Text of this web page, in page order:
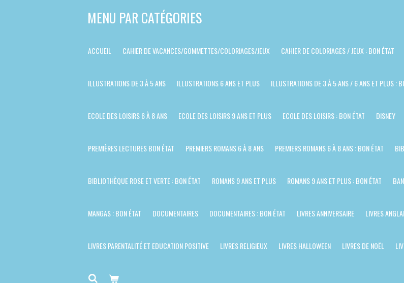
MENU PAR CATÉGORIES
ACCUEIL CAHIER DE VACANCES/GOMMETTES/COLORIAGES/JEUX CAHIER DE COLORIAGES / JEUX : BON ÉTAT
ILLUSTRATIONS DE 3 À 5 ANS ILLUSTRATIONS 6 ANS ET PLUS ILLUSTRATIONS DE 3 À 5 ANS / 6 ANS ET PLUS :
ECOLE DES LOISIRS 6 À 8 ANS ECOLE DES LOISIRS 9 ANS ET PLUS ECOLE DES LOISIRS : BON ÉTAT DISNEY
PREMIÈRES LECTURES BON ÉTAT PREMIERS ROMANS 6 À 8 ANS PREMIERS ROMANS 6 À 8 ANS : BON ÉTAT
BIBLIOTHÈQUE ROSE ET VERTE : BON ÉTAT ROMANS 9 ANS ET PLUS ROMANS 9 ANS ET PLUS : BON ÉTAT
MANGAS : BON ÉTAT DOCUMENTAIRES DOCUMENTAIRES : BON ÉTAT LIVRES ANNIVERSAIRE LIVRES
LIVRES PARENTALITÉ ET EDUCATION POSITIVE LIVRES RELIGIEUX LIVRES HALLOWEEN LIVRES DE NOËL